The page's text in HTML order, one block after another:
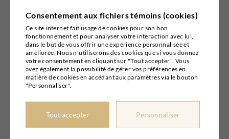
Email marketingCyberimpact
Consentement aux fichiers témoins (cookies)
Ce site internet fait usage de cookies pour son bon
fonctionnement et pour analyser votre interaction avec lui,
dans le but de vous offrir une expérience personnalisée et
améliorée. Nous n'utiliserons des cookies que si vous donnez
votre consentement en cliquant sur "Tout accepter". Vous
avez également la possibilité de gérer vos préférences en
matière de cookies en accédant aux paramètres via le bouton
"Personnaliser".
Tout accepter Personnaliser